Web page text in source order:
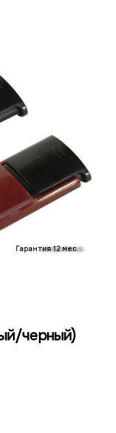
Гарантия 12 мес.
черный)